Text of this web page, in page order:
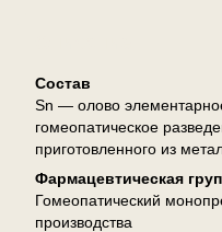
Состав
Sn — олово
гомеопатическое
приготовленного из
Фармацевтическая
Гомеопатический
производства